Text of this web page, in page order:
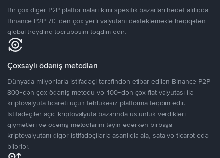
Bir çox digər P2P platformaları kimi spesifik bazarları hədəf aldıqda
Binance P2P 70-dən çox yerli valyutanı dəstəkləməklə həqiqətən
qlobal treydinq təcrübəsini təqdim edir.
Çoxsaylı ödəniş metodları
Dünyada milyonlarla istifadəçi tərəfindən etibar edilən Binance P2P
800-dən çox ödəniş metodu və 100-dən çox fiat valyutası ilə
kriptovalyuta ticarəti üçün təhlükəsiz platforma təqdim edir.
İstifadəçilər açıq kriptovalyuta bazarında üstünlük verdikləri
qiymətləri və ödəniş metodlarını təyin edərkən birbaşa
kriptovalyutanı digər istifadəçilərlə asanlıqla ala, sata və ticarət edə
bilərlər.